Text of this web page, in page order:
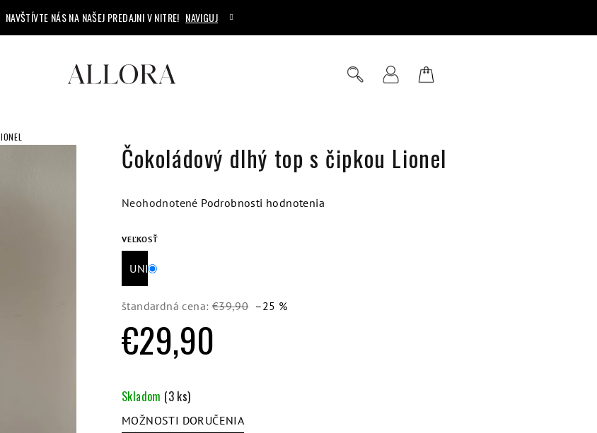
NAVŠTÍVTE NÁS NA NAŠEJ PREDAJNI V NITRE! NAVIGUJ
Čokoládový dlhý top s čipkou Lionel
Priemerné
produktu
je
0,0
z
5
Neohodnotené Podrobnosti hodnotenia
VEĽKOSŤ
UNI
štandardná cena: €39,90 –25 %
€29,90
cena:
Skladom (3 ks)
MOŽNOSTI DORUČENIA